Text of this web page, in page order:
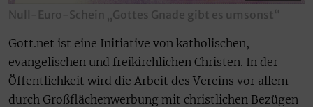
Null-Euro-Schein „Gottes Gnade gibt es umsonst“
Gott.net ist eine Initiative von katholischen,
evangelischen und freikirchlichen Christen. In der
Öffentlichkeit wird die Arbeit des Vereins vor allem
durch Großflächenwerbung mit christlichen Bezügen